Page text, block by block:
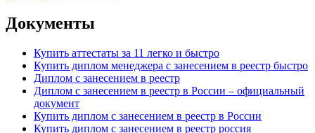
Документы
Купить аттестаты за 11 легко и быстро
Купить диплом менеджера с занесением в реестр быстро
Диплом с занесением в реестр
Диплом с занесением в реестр в России – официальный
документ
Купить диплом с занесением в реестр в России
Купить диплом с занесением в реестр россия